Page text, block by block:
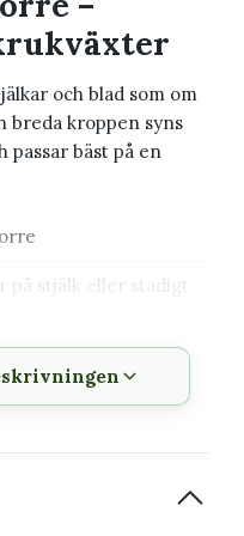
och blad som om
breda kroppen syns
bäst på en
på stjälk eller stadigt